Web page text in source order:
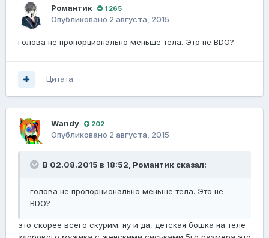
Романтик 1 265
Опубликовано 2 августа, 2015
голова не пропорционально меньше тела. Это не BDO?
Цитата
Wаndy 202
Опубликовано 2 августа, 2015
В 02.08.2015 в 18:52, Романтик сказал:
голова не пропорционально меньше тела. Это не
BDO?
это скорее всего скурим. ну и да, детская бошка на теле